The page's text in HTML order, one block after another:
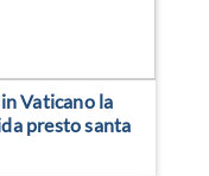
Vaticano la
presto santa